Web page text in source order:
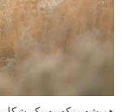
بوکه صفر اصطلاحی
توان گفت که بوکه